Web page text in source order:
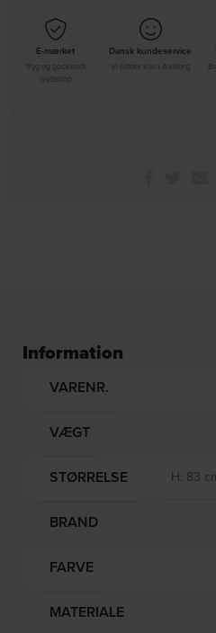
E-mærket
Tryg og godkendt
Dansk kundeservice
Vi sidder klar i Aalborg
Information
VARENR.
VÆGT
STØRRELSE H: 83
BRAND
FARVE
MATERIALE